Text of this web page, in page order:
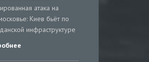
атака на
Киев бьёт по
инфраструктуре